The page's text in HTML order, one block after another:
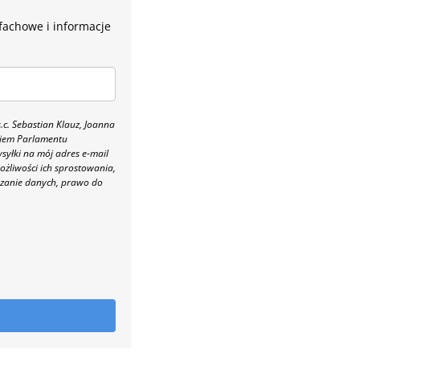
i informacje
Sebastian Klauz, Joanna
Parlamentu
na mój adres e-mail
ich sprostowania,
danych, prawo do